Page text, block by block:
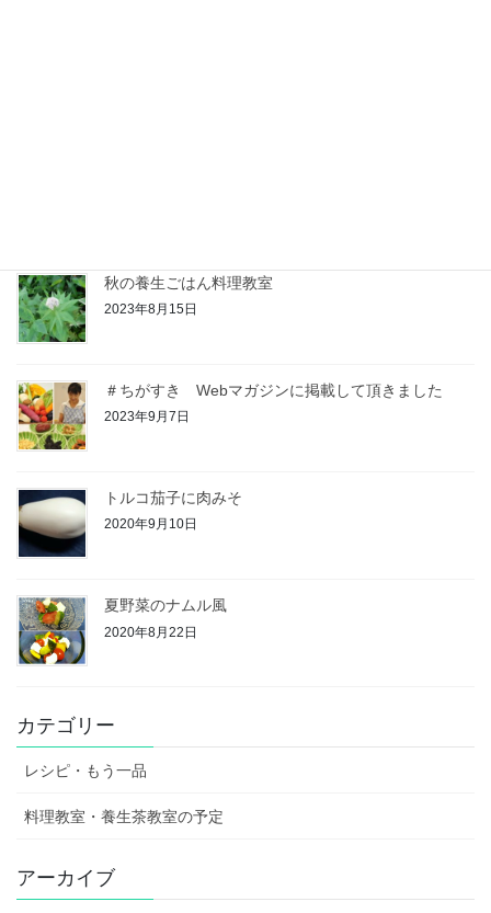
秋の養生ごはん料理教室
2023年8月15日
＃ちがすき Webマガジンに掲載して頂きました
2023年9月7日
トルコ茄子に肉みそ
2020年9月10日
夏野菜のナムル風
2020年8月22日
カテゴリー
レシピ・もう一品
料理教室・養生茶教室の予定
アーカイブ